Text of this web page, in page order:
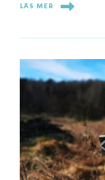
LÄS MER